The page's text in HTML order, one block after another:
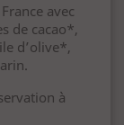
avec
de cacao*,
d’olive*,
à